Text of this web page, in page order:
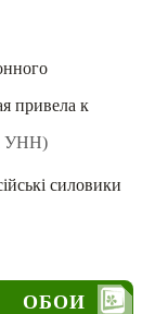
привела к
УНН)
силовики
ОБОИ